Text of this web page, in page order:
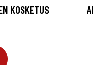
KOSKETUS